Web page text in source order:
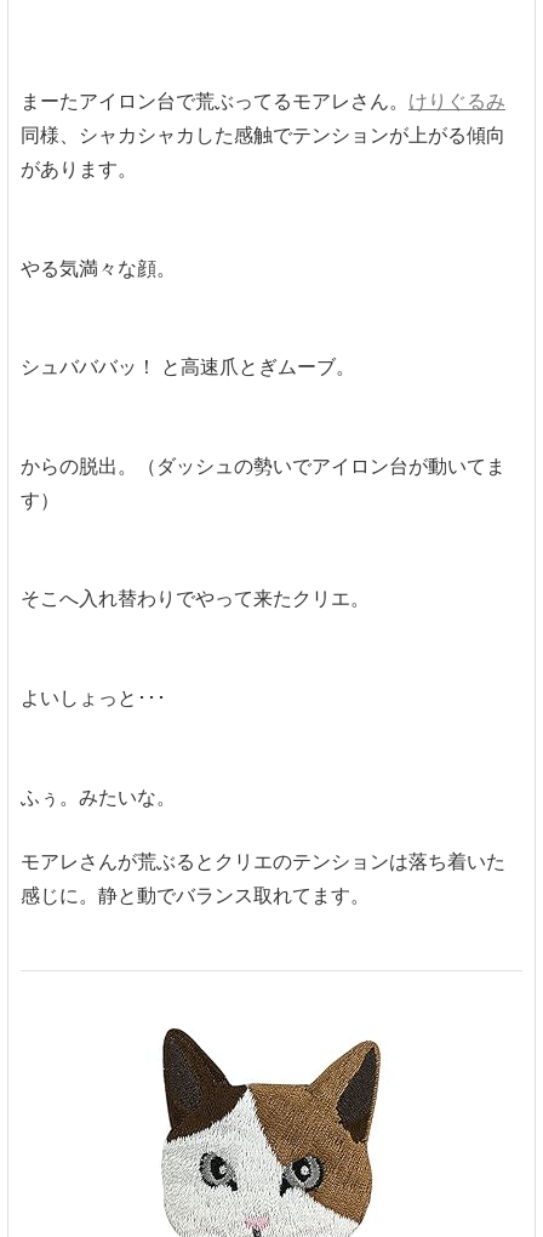
まーたアイロン台で荒ぶってるモアレさん。 けりぐるみ
同様、シャカシャカした感触でテンションが上がる傾向
があります。
やる気満々な顔。
シュバババッ！ と高速爪とぎムーブ。
からの脱出。（ダッシュの勢いでアイロン台が動いてま
す）
そこへ入れ替わりでやって来たクリエ。
よいしょっと･･･
ふぅ。みたいな。
モアレさんが荒ぶるとクリエのテンションは落ち着いた
感じに。静と動でバランス取れてます。